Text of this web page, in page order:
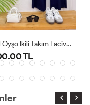
Level Oyşo Ikili Takım Lacivert
TL